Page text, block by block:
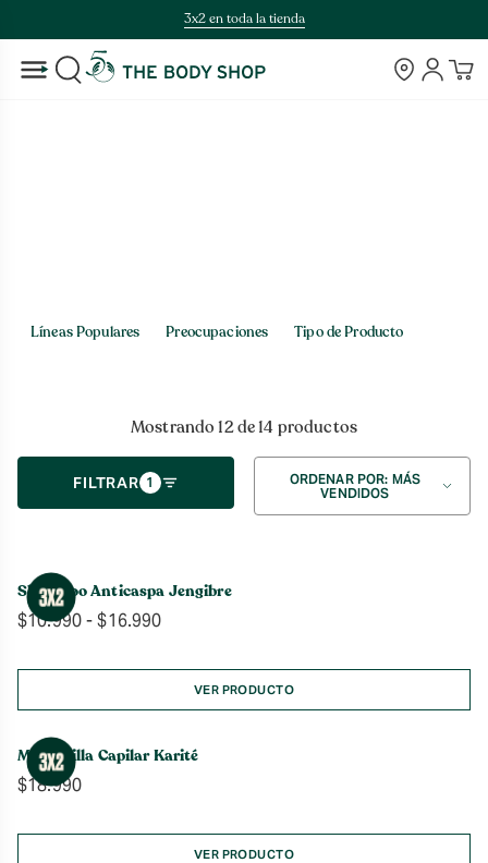
3x2 en toda la tienda
BUSCAR Tiendas
Cuenta
Líneas Populares Preocupaciones Tipo de Producto
Mostrando 12 de 14 productos
FILTRAR 1
Ordenar
por
ORDENAR POR: MÁS
VENDIDOS
Shampoo Anticaspa Jengibre
$10.990- $16.990Rango
precios:
desde
$10.990
$16.990
VER PRODUCTO
Mascarilla Capilar Karité
$18.990
VER PRODUCTO